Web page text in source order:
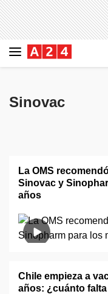
Sinovac
La OMS
Sinovac y
años
Chile empieza a
años: ¿cuánto